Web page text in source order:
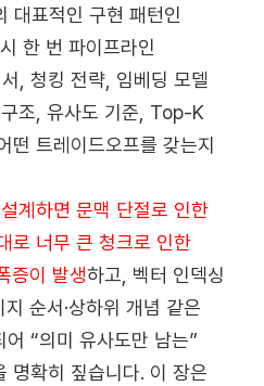
대표적인 구현 패턴인
한 번 파이프라인
, 청킹 전략, 임베딩 모델
조, 유사도 기준, Top-K
떤 트레이드오프를 갖는지
계하면 문맥 단절로 인한
로 너무 큰 청크로 인한
증이 발생하고, 벡터 인덱싱
순서·상하위 개념 같은
“의미 유사도만 남는”
명확히 짚습니다. 이 장은